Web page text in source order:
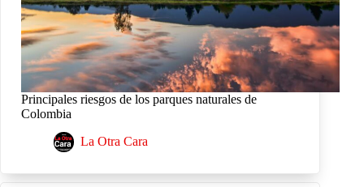
Principales riesgos de los parques naturales de
Colombia
La Otra Cara